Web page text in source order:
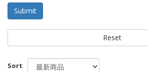
Submit
Reset
Sort